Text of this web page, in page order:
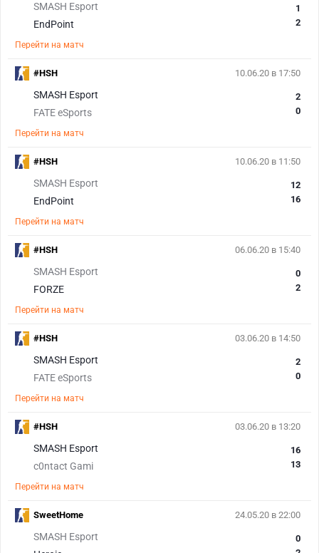
SMASH Esport
EndPoint
1
2
Перейти на матч
10.06.20 в 17:50
SMASH Esport
FATE eSports
2
0
Перейти на матч
#HSH
10.06.20 в 11:50
SMASH Esport
EndPoint
12
16
Перейти на матч
#HSH
06.06.20 в 15:40
SMASH Esport
FORZE
0
2
Перейти на матч
#HSH
03.06.20 в 14:50
SMASH Esport
FATE eSports
2
0
Перейти на матч
#HSH
03.06.20 в 13:20
SMASH Esport
c0ntact Gami
16
13
Перейти на матч
#HSH
24.05.20 в 22:00
SMASH Esport
0
SweetHome